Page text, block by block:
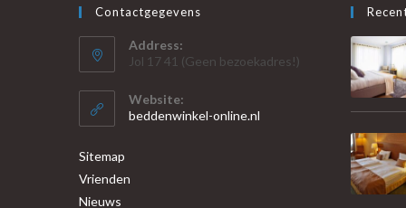
Contactgegevens
Address:
Jol 17 41 (Geen bezoekadres!)
Website:
beddenwinkel-online.nl
Sitemap
Vrienden
Nieuws